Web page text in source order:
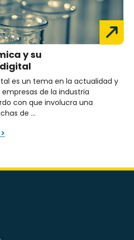
y su
es un tema en la actualidad y
de la industria
con que involucra una
de ...